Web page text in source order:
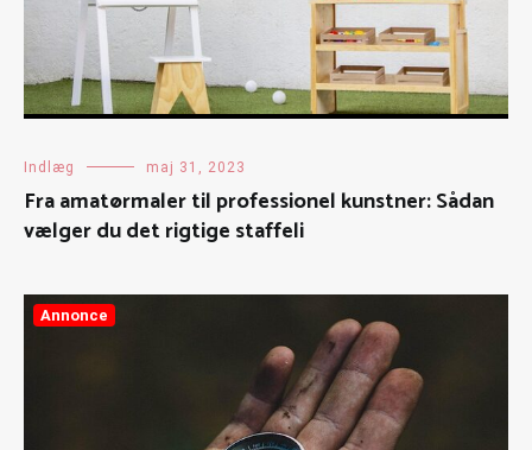
Indlæg maj 31, 2023
Fra amatørmaler til professionel kunstner: Sådan
vælger du det rigtige staffeli
Annonce